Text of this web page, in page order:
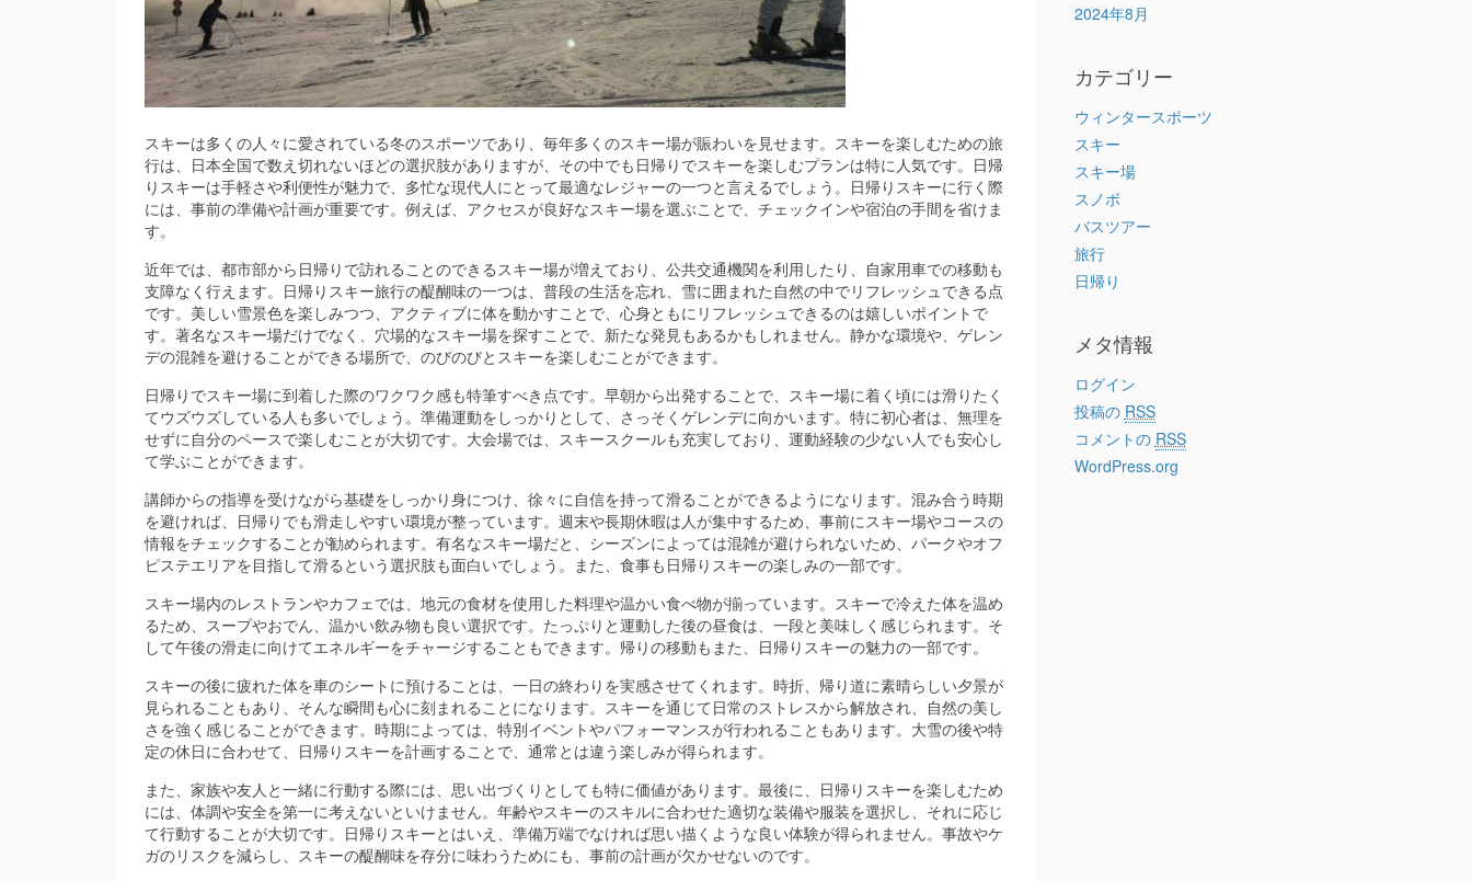
スキーは多くの人々に愛されている冬のスポーツであり、毎年多くのスキー場が賑わいを見せます。 スキーを楽しむための旅
行は、日本全国で数え切れないほどの選択肢がありますが、その中でも日帰りでスキーを楽しむプランは特に人気です。日帰
りスキーは手軽さや利便性が魅力で、多忙な現代人にとって最適なレジャーの一つと言えるでしょう。日帰りスキーに行く際
には、事前の準備や計画が重要です。例えば、アクセスが良好なスキー場を選ぶことで、チェックインや宿泊の手間を省けま
す。
近年では、都市部から日帰りで訪れることのできるスキー場が増えており、公共交通機関を利用したり、自家用車での移動も
支障なく行えます。日帰りスキー旅行の醍醐味の一つは、普段の生活を忘れ、雪に囲まれた自然の中でリフレッシュできる点
です。美しい雪景色を楽しみつつ、アクティブに体を動かすことで、心身ともにリフレッシュできるのは嬉しいポイントで
す。著名なスキー場だけでなく、穴場的なスキー場を探すことで、新たな発見もあるかもしれません。静かな環境や、ゲレン
デの混雑を避けることができる場所で、のびのびとスキーを楽しむことができます。
日帰りでスキー場に到着した際のワクワク感も特筆すべき点です。早朝から出発することで、スキー場に着く頃には滑りたく
てウズウズしている人も多いでしょう。準備運動をしっかりとして、さっそくゲレンデに向かいます。特に初心者は、無理を
せずに自分のペースで楽しむことが大切です。大会場では、スキースクールも充実しており、運動経験の少ない人でも安心し
て学ぶことができます。
講師からの指導を受けながら基礎をしっかり身につけ、徐々に自信を持って滑ることができるようになります。混み合う時期
を避ければ、日帰りでも滑走しやすい環境が整っています。週末や長期休暇は人が集中するため、事前にスキー場やコースの
情報をチェックすることが勧められます。有名なスキー場だと、シーズンによっては混雑が避けられないため、パークやオフ
ピステエリアを目指して滑るという選択肢も面白いでしょう。また、食事も日帰りスキーの楽しみの一部です。
スキー場内のレストランやカフェでは、地元の食材を使用した料理や温かい食べ物が揃っています。スキーで冷えた体を温め
るため、スープやおでん、温かい飲み物も良い選択です。たっぷりと運動した後の昼食は、一段と美味しく感じられます。そ
して午後の滑走に向けてエネルギーをチャージすることもできます。帰りの移動もまた、日帰りスキーの魅力の一部です。
スキーの後に疲れた体を車のシートに預けることは、一日の終わりを実感させてくれます。時折、帰り道に素晴らしい夕景が
見られることもあり、そんな瞬間も心に刻まれることになります。スキーを通じて日常のストレスから解放され、自然の美し
さを強く感じることができます。時期によっては、特別イベントやパフォーマンスが行われることもあります。大雪の後や特
定の休日に合わせて、日帰りスキーを計画することで、通常とは違う楽しみが得られます。
また、家族や友人と一緒に行動する際には、思い出づくりとしても特に価値があります。最後に、日帰りスキーを楽しむため
には、体調や安全を第一に考えないといけません。年齢やスキーのスキルに合わせた適切な装備や服装を選択し、それに応じ
て行動することが大切です。日帰りスキーとはいえ、準備万端でなければ思い描くような良い体験が得られません。事故やケ
ガのリスクを減らし、スキーの醍醐味を存分に味わうためにも、事前の計画が欠かせないのです。
2024年8月
カテゴリー
ウィンタースポーツ
スキー
スキー場
スノボ
バスツアー
旅行
日帰り
メタ情報
ログイン
投稿の RSS
コメントの RSS
WordPress.org